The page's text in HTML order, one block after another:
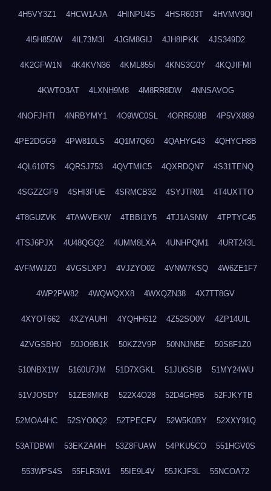
4H5VY3Z1 4HCW1AJA 4HINPU4S 4HSR603T 4HVMV9QI
4I5H850W 4IL73M3I 4JGM8GIJ 4JH8IPKK 4JS349D2
4K2GFW1N 4K4KVN36 4KML855I 4KNS3G0Y 4KQJIFMI
4KWTO3AT 4LXNH9M8 4M8RR8DW 4NNSAVOG
4NOFJHTI 4NRBYMY1 4O9WC0SL 4ORR508B 4P5VX889
4PE2DGG9 4PW810LS 4Q1M7Q60 4QAHYG43 4QHYCH8B
4QL610TS 4QRSJ753 4QVTMIC5 4QXRDQN7 4S31TENQ
4SGZZGF9 4SHI3FUE 4SRMCB32 4SYJTR01 4T4UXTTO
4T8GUZVK 4TAWVEKW 4TBBI1Y5 4TJ1ASNW 4TPTYC45
4TSJ6PJX 4U48QGQ2 4UMM8LXA 4UNHPQM1 4URT243L
4VFMWJZ0 4VGSLXPJ 4VJZYO02 4VNW7KSQ 4W6ZE1F7
4WP2PW82 4WQWQXX8 4WXQZN38 4X7TT8GV
4XYOT662 4XZYAUHI 4YQHH612 4Z52SO0V 4ZP14UIL
4ZVGSBH0 50JO9B1K 50KZ2V9P 50NNJN5E 50S8F1Z0
510NBX1W 5160U7JM 51D7XGKL 51JUGSIB 51MY24WU
51VJOSDY 51ZE8MKB 522X4O28 52D4GH9B 52FJKYTB
52MOA4HC 52SYO0Q2 52TPECFV 52W5K0BY 52XXY91Q
53ATDBWI 53EKZAMH 53Z8FUAW 54PKU5CO 551HGV0S
553WPS4S 55FLR3W1 55IE9L4V 55JKJF3L 55NCOA72